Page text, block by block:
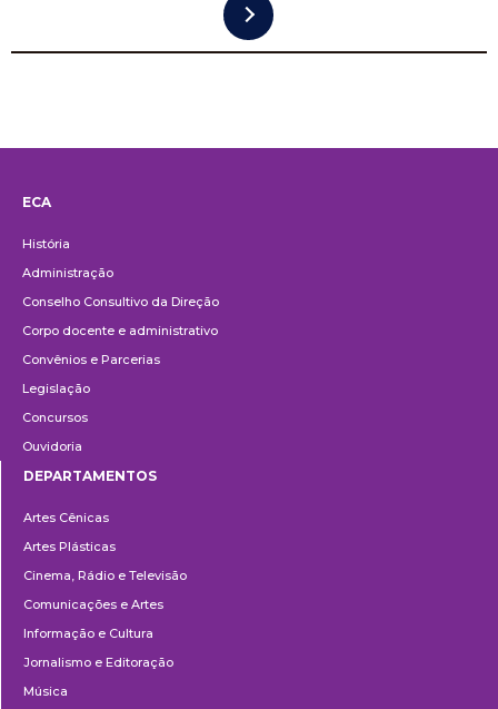
ECA
História
Administração
Conselho Consultivo da Direção
Corpo docente e administrativo
Convênios e Parcerias
Legislação
Concursos
Ouvidoria
DEPARTAMENTOS
Artes Cênicas
Artes Plásticas
Cinema, Rádio e Televisão
Comunicações e Artes
Informação e Cultura
Jornalismo e Editoração
Música